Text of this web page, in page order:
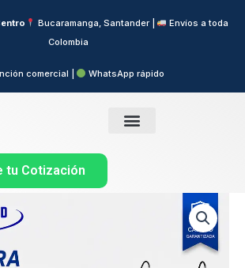
Bucaramanga, Santander |
Envíos a toda
Colombia
comercial | WhatsApp rápido
tu Cotización